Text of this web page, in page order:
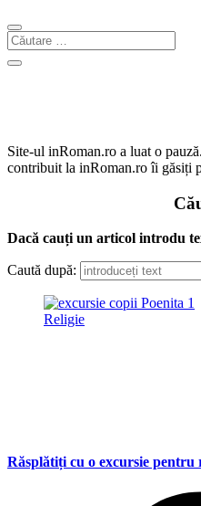
Site-ul inRoman.ro a luat o
contribuit la inRoman.ro îi găsiți
Dacă cauți un articol introdu
Caută după:
Religie
Răsplătiți cu o excursie pentru